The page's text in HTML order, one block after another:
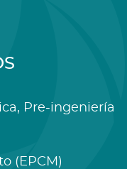
Pre-ingeniería
(EPCM)